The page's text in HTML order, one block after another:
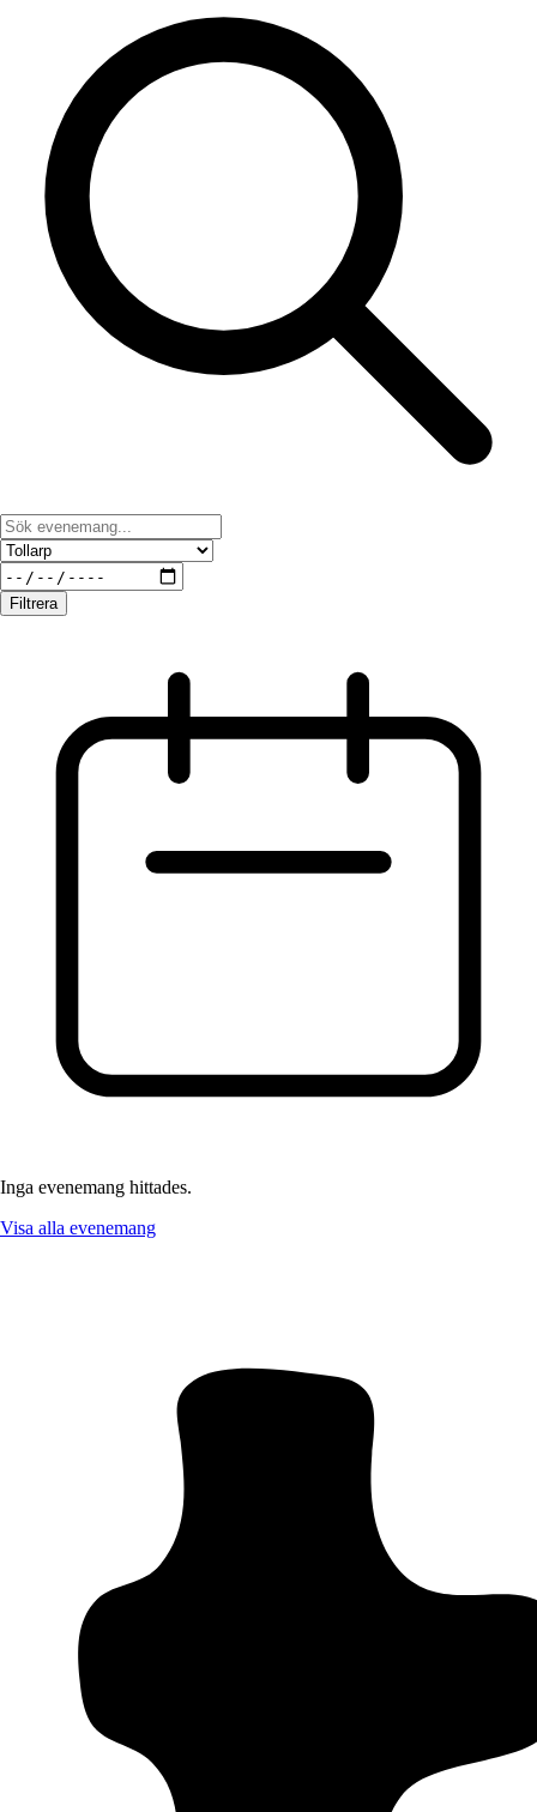
Filtrera
Inga evenemang hittades.
Visa alla evenemang